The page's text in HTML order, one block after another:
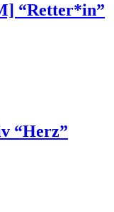
“Retter*in”
“Herz”